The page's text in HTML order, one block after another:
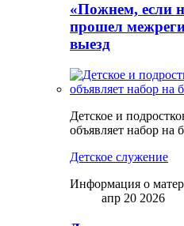
«Пожнем, если
прошел
выезд
Детское и
объявляет набор на
Детское служение
Информация о
апр 20 2026